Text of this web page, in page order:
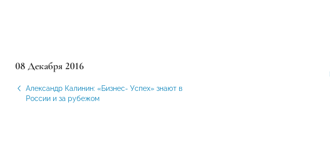
08 Декабря 2016
Александр Калинин: «Бизнес- Успех» знают в
России и за рубежом